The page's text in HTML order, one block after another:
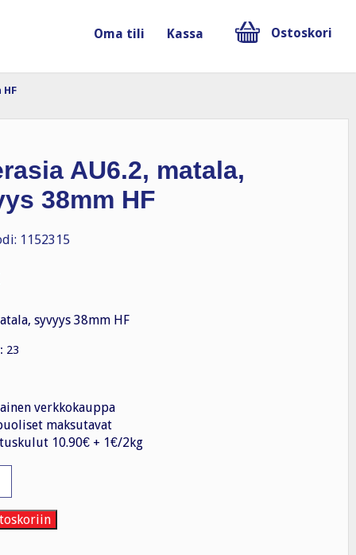
Oma tili Kassa Ostoskori
AU6.2, matala,
38mm HF
1152315
syvyys 38mm HF
23
verkkokauppa
maksutavat
10.90€ + 1€/2kg